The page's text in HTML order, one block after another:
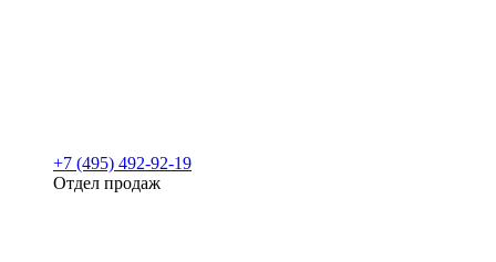
+7 (495) 492-92-19
Отдел продаж